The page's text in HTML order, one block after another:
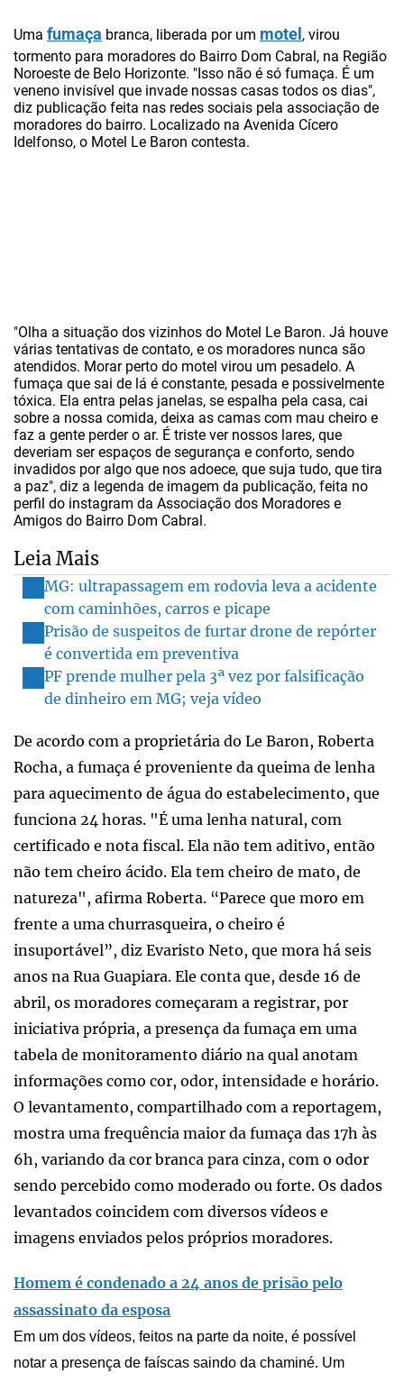
Uma fumaça branca, liberada por um motel, virou
tormento para moradores do Bairro Dom Cabral, na Região
Noroeste de Belo Horizonte. "Isso não é só fumaça. É um
veneno invisível que invade nossas casas todos os dias",
diz publicação feita nas redes sociais pela associação de
moradores do bairro. Localizado na Avenida Cícero
Idelfonso, o Motel Le Baron contesta.
"Olha a situação dos vizinhos do Motel Le Baron. Já houve
várias tentativas de contato, e os moradores nunca são
atendidos. Morar perto do motel virou um pesadelo. A
fumaça que sai de lá é constante, pesada e possivelmente
tóxica. Ela entra pelas janelas, se espalha pela casa, cai
sobre a nossa comida, deixa as camas com mau cheiro e
faz a gente perder o ar. É triste ver nossos lares, que
deveriam ser espaços de segurança e conforto, sendo
invadidos por algo que nos adoece, que suja tudo, que tira
a paz", diz a legenda de imagem da publicação, feita no
perfil do instagram da Associação dos Moradores e
Amigos do Bairro Dom Cabral.
Leia Mais
MG: ultrapassagem em rodovia leva a acidente
com caminhões, carros e picape
Prisão de suspeitos de furtar drone de repórter
é convertida em preventiva
PF prende mulher pela 3ª vez por falsificação
de dinheiro em MG; veja vídeo
De acordo com a proprietária do Le Baron, Roberta
Rocha, a fumaça é proveniente da queima de lenha
para aquecimento de água do estabelecimento, que
funciona 24 horas. "É uma lenha natural, com
certificado e nota fiscal. Ela não tem aditivo, então
não tem cheiro ácido. Ela tem cheiro de mato, de
natureza", afirma Roberta. “Parece que moro em
frente a uma churrasqueira, o cheiro é
insuportável”, diz Evaristo Neto, que mora há seis
anos na Rua Guapiara. Ele conta que, desde 16 de
abril, os moradores começaram a registrar, por
iniciativa própria, a presença da fumaça em uma
tabela de monitoramento diário na qual anotam
informações como cor, odor, intensidade e horário.
O levantamento, compartilhado com a reportagem,
mostra uma frequência maior da fumaça das 17h às
6h, variando da cor branca para cinza, com o odor
sendo percebido como moderado ou forte. Os dados
levantados coincidem com diversos vídeos e
imagens enviados pelos próprios moradores.
Homem é condenado a 24 anos de prisão pelo
assassinato da esposa
Em um dos vídeos, feitos na parte da noite, é possível
notar a presença de faíscas saindo da chaminé. Um